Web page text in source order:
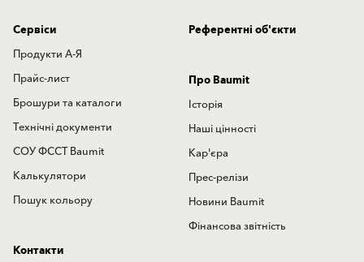
Сервіси
Продукти А-Я
Прайс-лист
Брошури та каталоги
Технічні документи
СОУ ФССТ Baumit
Калькулятори
Пошук кольору
Референтні об'єкти
Про Baumit
Історія
Наші цінності
Кар'єра
Прес-релізи
Новини Baumit
Фінансова звітність
Контакти